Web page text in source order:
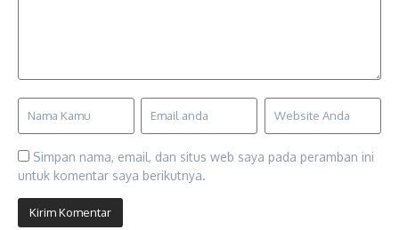
Simpan nama, email, dan situs web saya pada peramban ini
untuk komentar saya berikutnya.